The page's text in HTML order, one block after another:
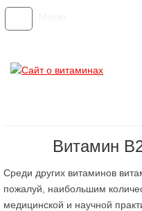
Витамин
Среди других витаминов
пожалуй, наибольшим
медицинской и научной